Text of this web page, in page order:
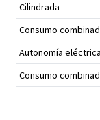
Cilindrada
Consumo
Autonomía eléctrica
Consumo